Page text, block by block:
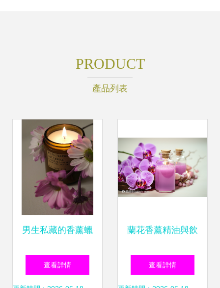
PRODUCT
產品列表
男生私藏的香薰蠟
燭與飲食好物分享
查看詳情
蘭花香薰精油與飲
食調養 芬芳中的生
查看詳情